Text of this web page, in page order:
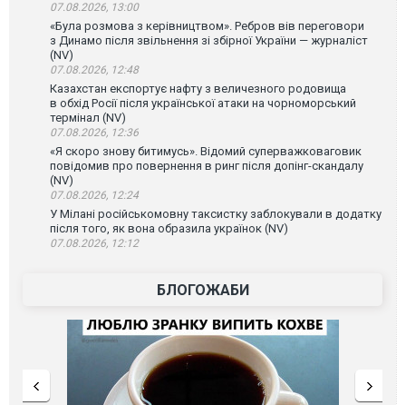
07.08.2026, 13:00
«Була розмова з керівництвом». Ребров вів переговори
з Динамо після звільнення зі збірної України — журналіст
(NV)
07.08.2026, 12:48
Казахстан експортує нафту з величезного родовища
в обхід Росії після української атаки на чорноморський
термінал (NV)
07.08.2026, 12:36
«Я скоро знову битимусь». Відомий суперважковаговик
повідомив про повернення в ринг після допінг-скандалу
(NV)
07.08.2026, 12:24
У Мілані російськомовну таксистку заблокували в додатку
після того, як вона образила українок (NV)
07.08.2026, 12:12
БЛОГОЖАБИ